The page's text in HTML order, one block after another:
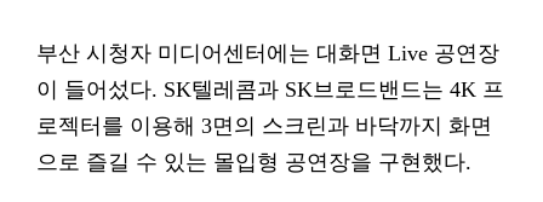
부산 시청자 미디어센터에는 대화면 Live 공연장
이 들어섰다. SK텔레콤과 SK브로드밴드는 4K 프
로젝터를 이용해 3면의 스크린과 바닥까지 화면
으로 즐길 수 있는 몰입형 공연장을 구현했다.